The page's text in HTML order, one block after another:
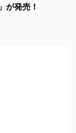
が発売！